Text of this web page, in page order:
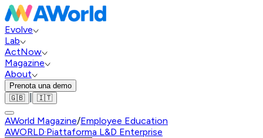
Evolve
Lab
ActNow
Magazine
About
Prenota una demo
🇬🇧
🇮🇹
AWorld Magazine/Employee Education
AWORLD·Piattaforma L&D Enterprise